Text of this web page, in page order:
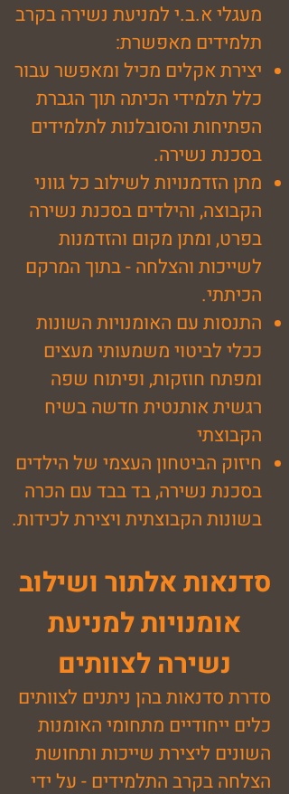
מעגלי א.ב.י למניעת נשירה בקרב
תלמידים מאפשרת:
יצירת אקלים מכיל ומאפשר עבור
כלל תלמידי הכיתה תוך הגברת
הפתיחות והסובלנות לתלמידים
בסכנת נשירה.
מתן הזדמנויות לשילוב כל גווני
הקבוצה, והילדים בסכנת נשירה
בפרט, ומתן מקום והזדמנות
לשייכות והצלחה - בתוך המרקם
הכיתתי.
התנסות עם האומנויות השונות
ככלי לביטוי משמעותי מעצים
ומפתח חוזקות, ופיתוח שפה
רגשית אותנטית חדשה בשיח
הקבוצתי
חיזוק הביטחון העצמי של הילדים
בסכנת נשירה, בד בבד עם הכרה
בשונות הקבוצתית ויצירת לכידות.
סדנאות אלתור ושילוב
אומנויות למניעת
נשירה לצוותים
סדרת סדנאות בהן ניתנים לצוותים
כלים ייחודיים מתחומי האומנות
השונים ליצירת שייכות ותחושת
הצלחה בקרב התלמידים - על ידי